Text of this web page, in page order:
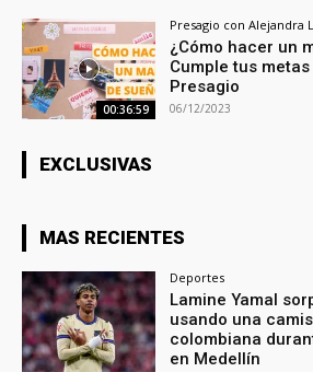
00:36:59
Presagio con Alejandra
¿Cómo hacer un
Cumple tus metas
Presagio
06/12/2023
EXCLUSIVAS
MAS RECIENTES
Deportes
Lamine Yamal
usando una
colombiana
en Medellín